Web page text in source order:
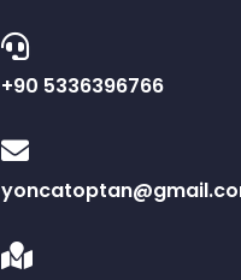
+90 5336396766